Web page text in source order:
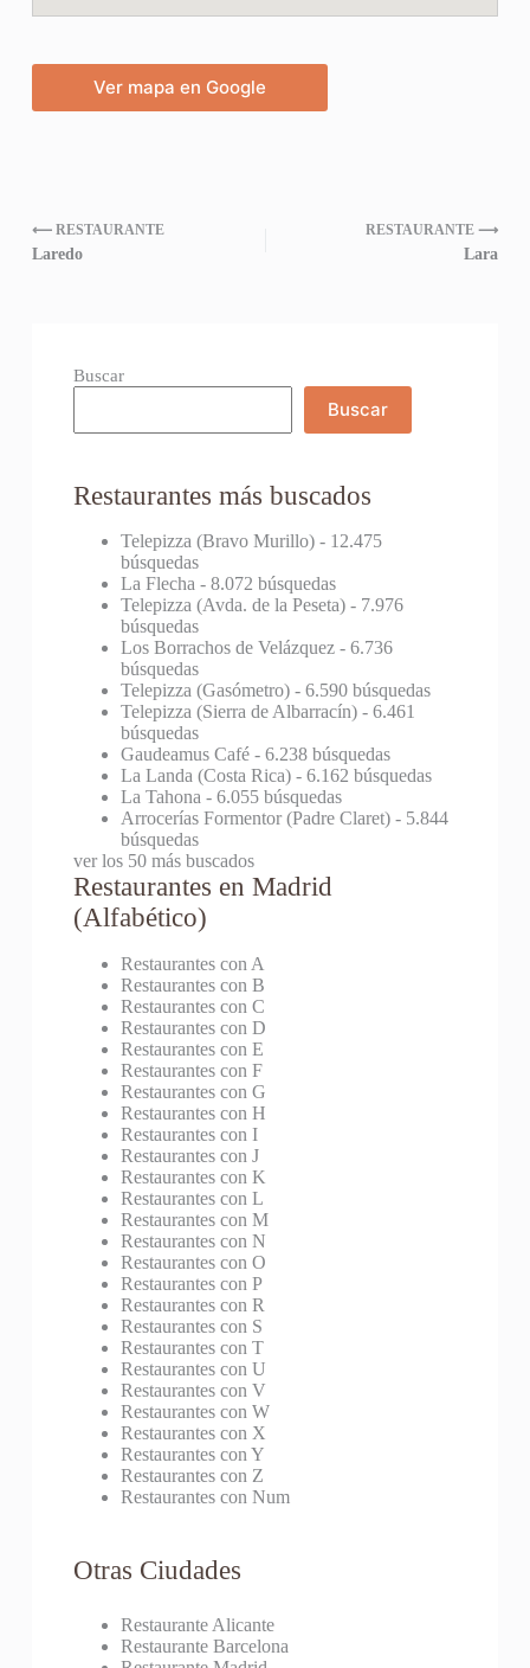
Ver mapa en Google
⟵ RESTAURANTE
Laredo
RESTAURANTE ⟶
Lara
Buscar
Buscar
Restaurantes más buscados
Telepizza (Bravo Murillo)- 12.475
búsquedas
La Flecha - 8.072 búsquedas
Telepizza (Avda. de la Peseta)- 7.976
búsquedas
Los Borrachos de Velázquez- 6.736
búsquedas
Telepizza (Gasómetro)- 6.590 búsquedas
Telepizza (Sierra de Albarracín)- 6.461
búsquedas
Gaudeamus Café- 6.238 búsquedas
La Landa (Costa Rica)- 6.162 búsquedas
La Tahona - 6.055 búsquedas
Arrocerías Formentor (Padre Claret)- 5.844
búsquedas
ver los 50 más buscados
Restaurantes en Madrid
(Alfabético)
Restaurantes con A
Restaurantes con B
Restaurantes con C
Restaurantes con D
Restaurantes con E
Restaurantes con F
Restaurantes con G
Restaurantes con H
Restaurantes con I
Restaurantes con J
Restaurantes con K
Restaurantes con L
Restaurantes con M
Restaurantes con N
Restaurantes con O
Restaurantes con P
Restaurantes con R
Restaurantes con S
Restaurantes con T
Restaurantes con U
Restaurantes con V
Restaurantes con W
Restaurantes con X
Restaurantes con Y
Restaurantes con Z
Restaurantes con Num
Otras Ciudades
Restaurante Alicante
Restaurante Barcelona